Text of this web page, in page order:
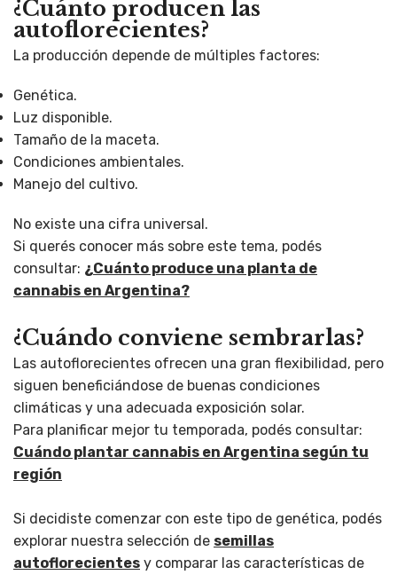
¿Cuánto producen las
autoflorecientes?
La producción depende de múltiples factores:
Genética.
Luz disponible.
Tamaño de la maceta.
Condiciones ambientales.
Manejo del cultivo.
No existe una cifra universal.
Si querés conocer más sobre este tema, podés
consultar: ¿Cuánto produce una planta de
cannabis en Argentina?
¿Cuándo conviene sembrarlas?
Las autoflorecientes ofrecen una gran flexibilidad, pero
siguen beneficiándose de buenas condiciones
climáticas y una adecuada exposición solar.
Para planificar mejor tu temporada, podés consultar:
Cuándo plantar cannabis en Argentina según tu
región
Si decidiste comenzar con este tipo de genética, podés
explorar nuestra selección de semillas
autoflorecientes y comparar las características de